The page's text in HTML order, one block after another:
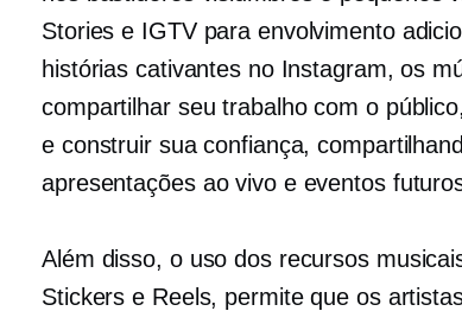
Stories e IGTV para envolvimento
histórias cativantes no Instagram, os
compartilhar seu trabalho com o
e construir sua confiança,
apresentações ao vivo e eventos
Além disso, o uso dos recursos
Stickers e Reels, permite que os